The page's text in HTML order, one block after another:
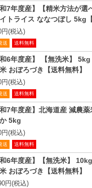
和7年度産】【精米方法が選
トライス ななつぼし 5kg
円(税込)
送 送料無料
和6年度産】 【無洗米】
おぼろづき【送料無料】
円(税込)
送 送料無料
和7年度産】北海道産 減農
5kg
円(税込)
送 送料無料
和6年度産】【無洗米】
おぼろづき【送料無料】
円(税込)